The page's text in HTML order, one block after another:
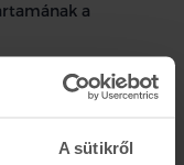
A sütikről
a
az alábbi linkre